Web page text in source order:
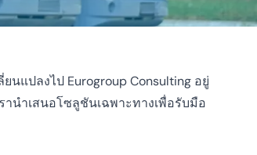
แปลงไป Eurogroup Consulting อยู่
นำเสนอโซลูชันเฉพาะทางเพื่อรับมือ